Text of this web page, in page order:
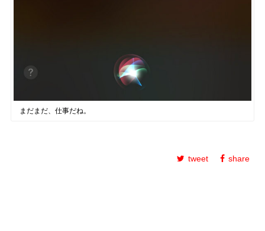
まだまだ、仕事だね。
tweet share